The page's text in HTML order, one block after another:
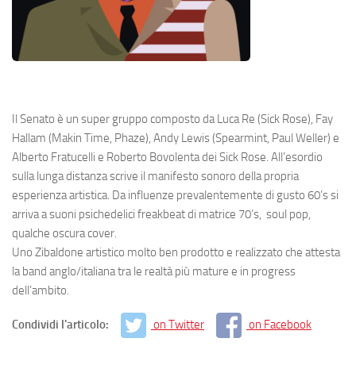
Il Senato è un super gruppo composto da Luca Re (Sick Rose), Fay
Hallam (Makin Time, Phaze), Andy Lewis (Spearmint, Paul Weller) e
Alberto Fratucelli e Roberto Bovolenta dei Sick Rose. All’esordio
sulla lunga distanza scrive il manifesto sonoro della propria
esperienza artistica. Da influenze prevalentemente di gusto 60’s si
arriva a suoni psichedelici freakbeat di matrice 70’s, soul pop,
qualche oscura cover.
Uno Zibaldone artistico molto ben prodotto e realizzato che attesta
la band anglo/italiana tra le realtà più mature e in progress
dell’ambito.
Condividi l'articolo: on Twitter on Facebook